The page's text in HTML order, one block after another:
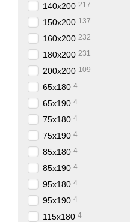
140x200 217
150x200 137
160x200 232
180x200 231
200x200 109
65x180 4
65x190 4
75x180 4
75x190 4
85x180 4
85x190 4
95x180 4
95x190 4
115x180 4